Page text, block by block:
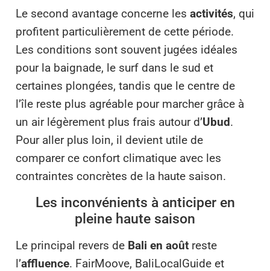
Le second avantage concerne les activités, qui
profitent particulièrement de cette période.
Les conditions sont souvent jugées idéales
pour la baignade, le surf dans le sud et
certaines plongées, tandis que le centre de
l’île reste plus agréable pour marcher grâce à
un air légèrement plus frais autour d’Ubud.
Pour aller plus loin, il devient utile de
comparer ce confort climatique avec les
contraintes concrètes de la haute saison.
Les inconvénients à anticiper en
pleine haute saison
Le principal revers de Bali en août reste
l’affluence. FairMoove, BaliLocalGuide et